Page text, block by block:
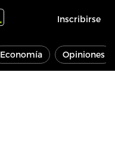
Inscribirse
Economía Opiniones